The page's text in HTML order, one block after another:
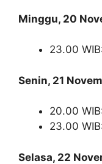
Minggu, 20
23.00
Senin, 21
20.00
23.00
Selasa, 22